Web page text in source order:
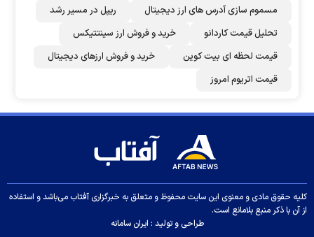
مسموم سازی آدرس های ارز دیجیتال
ریپل در مسیر رشد
تحلیل قیمت کاردانو
خرید و فروش ارز سینتتیکس
قیمت لحظه ای بیت کوین
خرید و فروش ارزهای دیجیتال
قیمت اتریوم امروز
کلیه حقوق مادی و معنوی این سایت محفوظ و متعلق به خبرگزاری آفتاب می‌باشد و استفاده
از آن با ذکر منبع بلامانع است.
طراحی و تولید : ایران سامانه